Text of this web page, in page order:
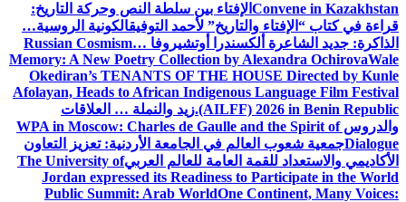
Convene in Kazakhstan الإفتاء بين سلطة النص وحركة التاريخ:
قراءة في كتاب “الإفتاء والتاريخ” لأحمد التوفيقالكونية الروسية…
الذاكرة: جديد الشاعرة ألكسندرا أوتشيروفا Russian Cosmism…
Memory: A New Poetry Collection by Alexandra OchirovaWale
Okediran’s TENANTS OF THE HOUSE Directed by Kunle
Afolayan, Heads to African Indigenous Language Film Festival
(AILFF) 2026 in Benin Republic. زيد والنملة … العلاقات
والدروسWPA in Moscow: Charles de Gaulle and the Spirit of
Dialogueجمعية شعوب العالم في الجامعة الأردنية: تعزيز التعاون
الأكاديمي والاستعداد للقمة العامة للعالم العربيThe University of
Jordan expressed its Readiness to Participate in the World
Public Summit: Arab WorldOne Continent, Many Voices: